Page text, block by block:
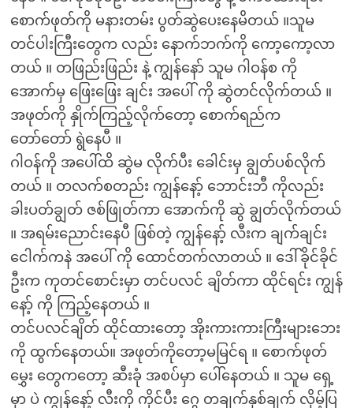
စောက်ဖုတ်ကို မနားတမ်း ပွတ်ဆွဲပေးနေမိတယ် ။သူမ
တင်ပါးကြီးတွေက လည်း နောက်ဘက်ကို ကော့ကော့လာ
တယ် ။ တဖြည်းဖြည်း နဲ့ ကျွန်နော် သူမ ဂါဝန်စ ကို
အောက်မှ ဖြေးဖြေး ချင်း အပေါ် ကို ဆွဲတင်လိုက်တယ် ။
အဖုတ်ကို နှိုက်ကြည့်လိုက်တော့ စောက်ရည်က
တော်တော် ရွဲနေပီ ။
ဂါဝန်ကို အပေါ်ထိ ဆွဲမ လိုက်ပီး ခေါင်းမှ ချွတ်ပစ်လိုက်
တယ် ။ တလက်စတည်း ကျွန်နော့် ဘောင်းဘီ ကိုလည်း
ခါးပတ်ချွတ် ဇစ်ဖြုတ်ကာ အောက်ကို ဆွဲ ချွတ်လိုက်တယ်
။ အရမ်းညောင်းနေပီ ဖြစ်တဲ့ ကျွန်နော့် လီးက ချက်ချင်း
ငေါက်ကနဲ အပေါ် ကို ထောင်တက်လာတယ် ။ ဒေါ်ခိုင်ခိုင်
ဦးက ကုတင်စောင်းမှာ တင်ပလင် ချိတ်ကာ ထိုင်ရင်း ကျွန်
နော့် ကို ကြည့်နေတယ် ။
တင်ပလင်ချိတ် ထိုင်ထားတော့ အိုးကားကားကြီးများဘေး
ကို ထွက်နေတယ်။ အဖုတ်ကိုတော့မမြင်ရ ။ စောက်ဖုတ်
မွှေး တွေကတော့ ဆီးခုံ အစပ်မှာ ပေါ်နေတယ် ။ သူမ ရှေ့
မှာ ပဲ ကျွန်နော့် လီးကို ကိုင်ပီး ဂွေ တချက်နှစ်ချက် လှိမ့်ပြ